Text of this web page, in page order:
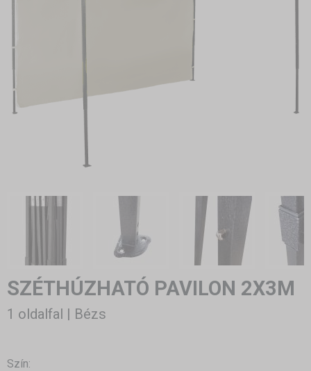
SZÉTHÚZHATÓ PAVILON 2X3M
1 oldalfal | Bézs
Szín: